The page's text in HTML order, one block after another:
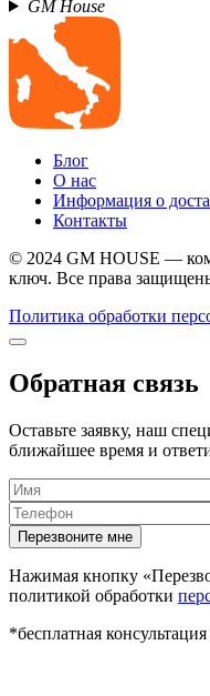
GM House
Блог
О нас
Информация о
Контакты
© 2024 GM HOUSE —
ключ. Все права
Политика обработки
Обратная связь
Оставьте заявку, наш
ближайшее время и
Перезвоните мне
Нажимая кнопку
политикой обработки
*бесплатная консультация